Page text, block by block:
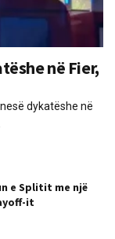
në Fier,
dykatëshe në
e Splitit me një
it